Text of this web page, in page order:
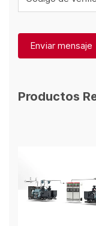
Enviar mensaje
Productos